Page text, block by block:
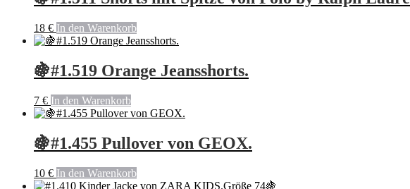
18 € In den Warenkorb
🍇#1.519 Orange Jeansshorts.
7 € In den Warenkorb
🍇#1.455 Pullover von GEOX.
10 € In den Warenkorb